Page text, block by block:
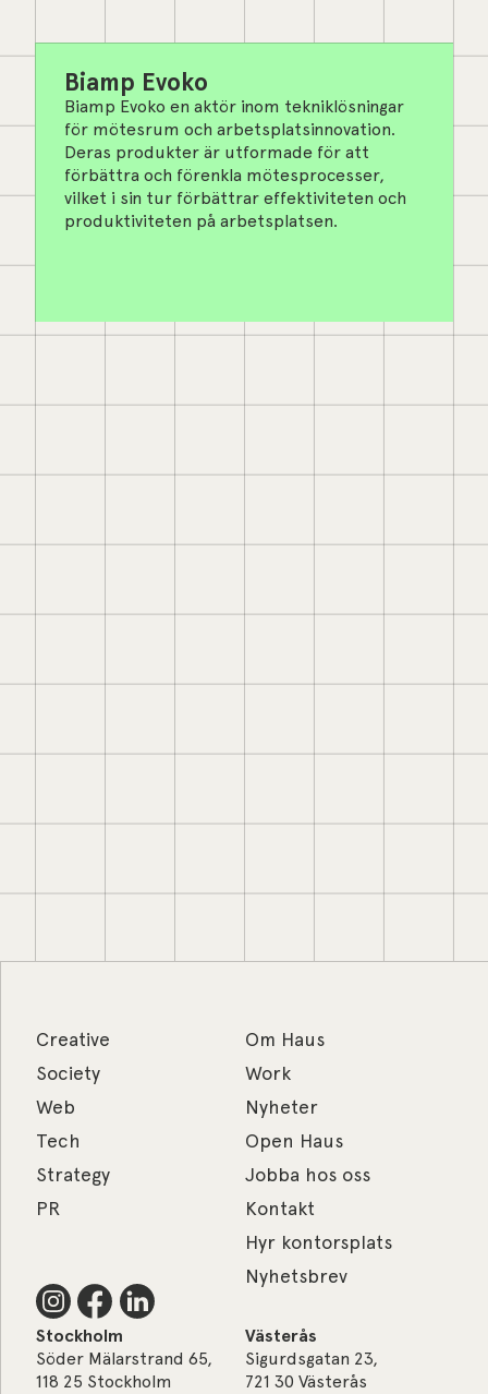
Biamp Evoko
Biamp Evoko en aktör inom tekniklösningar
för mötesrum och arbetsplatsinnovation.
Deras produkter är utformade för att
förbättra och förenkla mötesprocesser,
vilket i sin tur förbättrar effektiviteten och
produktiviteten på arbetsplatsen.
Creative
Society
Web
Tech
Strategy
PR
Om Haus
Work
Nyheter
Open Haus
Jobba hos oss
Kontakt
Hyr kontorsplats
Nyhetsbrev
Stockholm
Söder Mälarstrand 65,
118 25 Stockholm
Västerås
Sigurdsgatan 23,
721 30 Västerås